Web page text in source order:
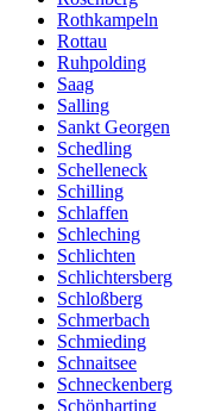
Rothkampeln
Rottau
Ruhpolding
Saag
Salling
Sankt Georgen
Schedling
Schelleneck
Schilling
Schlaffen
Schleching
Schlichten
Schlichtersberg
Schloßberg
Schmerbach
Schmieding
Schnaitsee
Schneckenberg
Schönharting